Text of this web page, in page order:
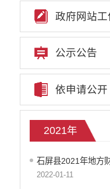
2020年
2019年
2018年
部门预算公开
财政决算
重点领域信息
行政许可
行政处罚和行政强制
政府集中采购
政府网站
公示公告
依申请公开
2021年
石屏县2021年地方
2022-01-11